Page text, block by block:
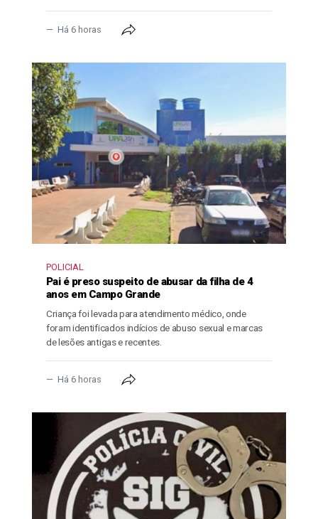
Há 6 horas
POLICIAL
Pai é preso suspeito de abusar da filha de 4
anos em Campo Grande
Criança foi levada para atendimento médico, onde
foram identificados indícios de abuso sexual e marcas
de lesões antigas e recentes.
Há 6 horas